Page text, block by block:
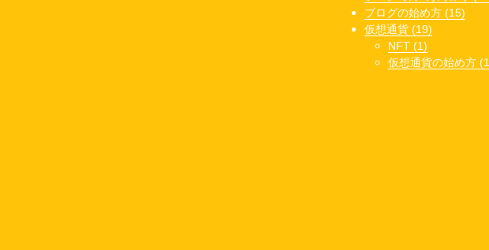
ブログの始め方 (15)
仮想通貨 (19)
NFT (1)
仮想通貨の始め方